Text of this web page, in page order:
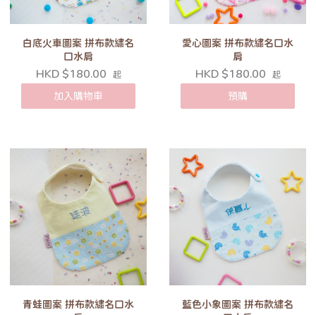
白底火車圖案 拼布款繡名
口水肩
HKD $180.00 起
加入購物車
愛心圖案 拼布款繡名口水
肩
HKD $180.00 起
預購
青蛙圖案 拼布款繡名口水
藍色小象圖案 拼布款繡名